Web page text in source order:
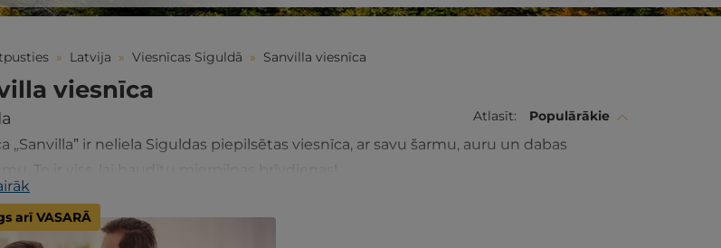
» Latvija » Viesnīcas Siguldā » Sanvilla viesnīca
Atlasīt: Populārākie
viesnīca
„Sanvilla” ir neliela Siguldas piepilsētas viesnīca, ar savu šarmu, auru un dabas
Te ir viss, lai baudītu mierpilnas brīvdienas!
arī VASARĀ